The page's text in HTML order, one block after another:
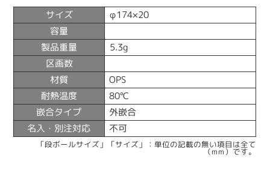
サイズ φ174×20
容量
製品重量 5.3g
区画数
材質 OPS
耐熱温度 80℃
嵌合タイプ 外嵌合
名入・別注対応 不可
「段ボールサイズ」「サイズ」：単位の記載の無い項目は全て
（mm）です。